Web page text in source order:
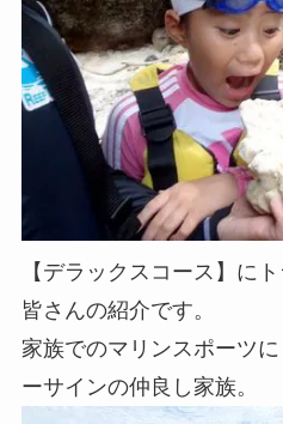
【デラックスコース】に
皆さんの紹介です。
家族でのマリンスポーツ
ーサインの仲良し家族。